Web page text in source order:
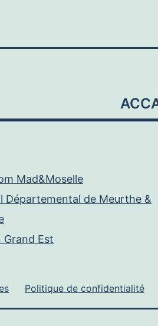
Mad&Moselle
Départemental de Meurthe &
Grand Est
Politique de confidentialité